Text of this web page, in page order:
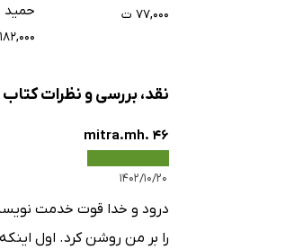
۷۷,۰۰۰ ت
۱۸۲,۰۰۰ ت
نقد، بررسی و نظرات
mitra.mh. 46
۱۴۰۲/۱۰/۲۰
درود و خدا قوت خدمت
را بر من روشن کرد. اول